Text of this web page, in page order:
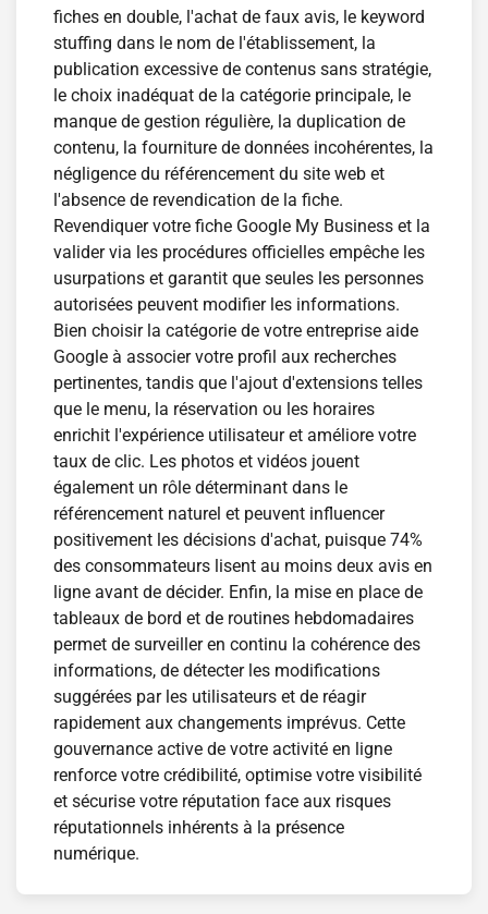
fiches en double, l'achat de faux avis, le keyword
stuffing dans le nom de l'établissement, la
publication excessive de contenus sans stratégie,
le choix inadéquat de la catégorie principale, le
manque de gestion régulière, la duplication de
contenu, la fourniture de données incohérentes, la
négligence du référencement du site web et
l'absence de revendication de la fiche.
Revendiquer votre fiche Google My Business et la
valider via les procédures officielles empêche les
usurpations et garantit que seules les personnes
autorisées peuvent modifier les informations.
Bien choisir la catégorie de votre entreprise aide
Google à associer votre profil aux recherches
pertinentes, tandis que l'ajout d'extensions telles
que le menu, la réservation ou les horaires
enrichit l'expérience utilisateur et améliore votre
taux de clic. Les photos et vidéos jouent
également un rôle déterminant dans le
référencement naturel et peuvent influencer
positivement les décisions d'achat, puisque 74%
des consommateurs lisent au moins deux avis en
ligne avant de décider. Enfin, la mise en place de
tableaux de bord et de routines hebdomadaires
permet de surveiller en continu la cohérence des
informations, de détecter les modifications
suggérées par les utilisateurs et de réagir
rapidement aux changements imprévus. Cette
gouvernance active de votre activité en ligne
renforce votre crédibilité, optimise votre visibilité
et sécurise votre réputation face aux risques
réputationnels inhérents à la présence
numérique.